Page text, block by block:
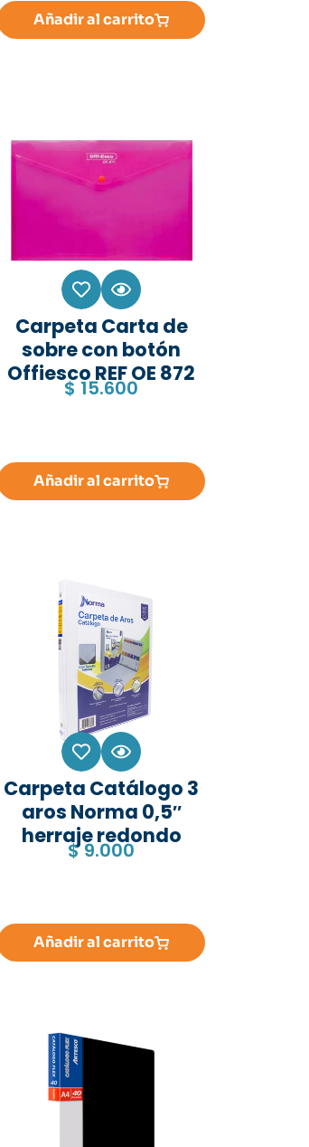
Añadir al carrito
Carpeta Carta de
sobre con botón
Offiesco REF OE 872
$ 15.600
Añadir al carrito
Carpeta Catálogo 3
aros Norma 0,5″
herraje redondo
$9.000
Añadir al carrito